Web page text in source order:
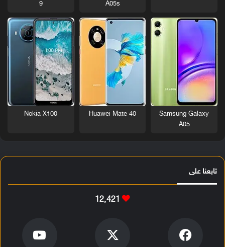
A05s
9
Samsung Galaxy
A05
Huawei Mate 40
Nokia X100
تابعنا على
12٬421